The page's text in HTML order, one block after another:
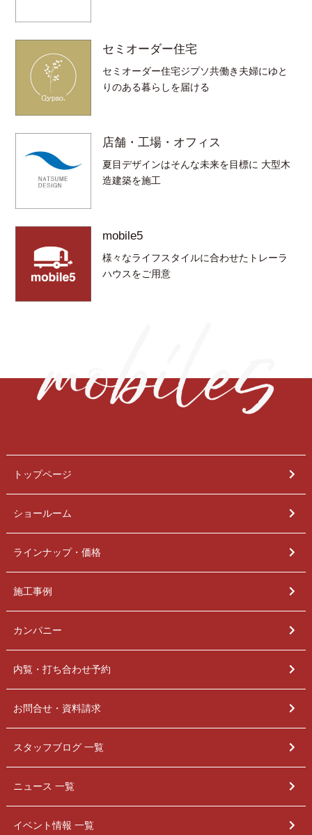
セミオーダー住宅
セミオーダー住宅ジプソ共働き夫婦にゆと
りのある暮らしを届ける
店舗・工場・オフィス
夏目デザインはそんな未来を目標に 大型木
造建築を施工
mobile5
様々なライフスタイルに合わせたトレーラ
ハウスをご用意
トップページ
ショールーム
ラインナップ・価格
施工事例
カンパニー
内覧・打ち合わせ予約
お問合せ・資料請求
スタッフブログ 一覧
ニュース 一覧
イベント情報 一覧